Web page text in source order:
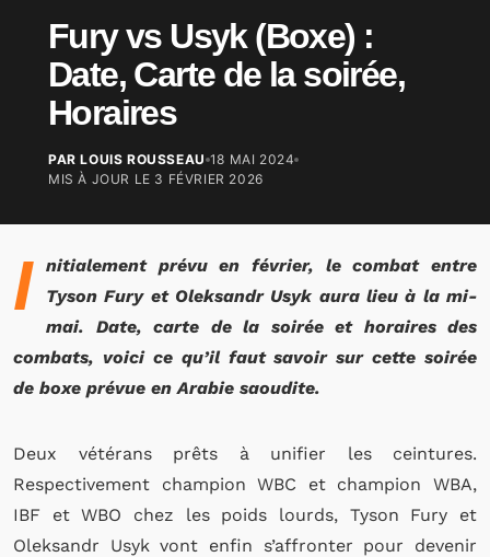
Fury vs Usyk (Boxe) :
Date, Carte de la soirée,
Horaires
PAR LOUIS ROUSSEAU 18 MAI 2024
MIS À JOUR LE 3 FÉVRIER 2026
I
nitialement prévu en février, le combat entre
Tyson Fury et Oleksandr Usyk aura lieu à la mi-
mai. Date, carte de la soirée et horaires des
combats, voici ce qu’il faut savoir sur cette soirée
de boxe prévue en Arabie saoudite.
Deux vétérans prêts à unifier les ceintures.
Respectivement champion WBC et champion WBA,
IBF et WBO chez les poids lourds, Tyson Fury et
Oleksandr Usyk vont enfin s’affronter pour devenir